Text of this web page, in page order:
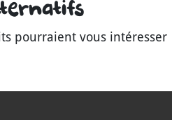
pourraient vous intéresser